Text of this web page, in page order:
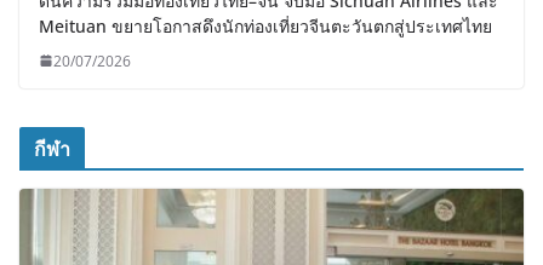
Meituan ขยายโอกาสดึงนักท่องเที่ยวจีนตะวันตกสู่ประเทศไทย
20/07/2026
กีฬา